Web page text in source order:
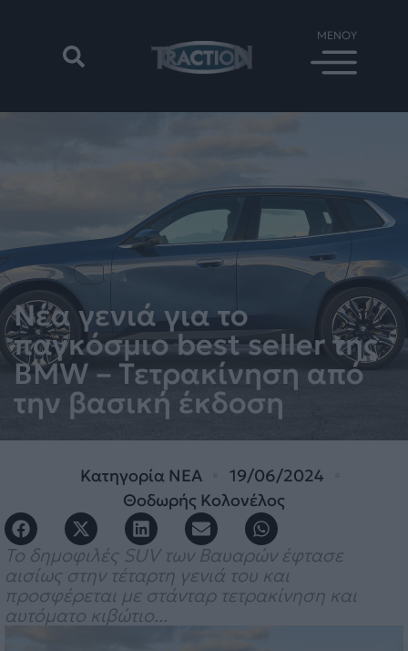
Νέα γενιά για το
παγκόσμιο best seller της
BMW – Τετρακίνηση από
την βασική έκδοση
Κατηγορία ΝΕΑ
19/06/2024
Θοδωρής Κολονέλος
Το δημοφιλές SUV των Βαυαρών έφτασε
αισίως στην τέταρτη γενιά του και
προσφέρεται με στάνταρ τετρακίνηση και
αυτόματο κιβώτιο...